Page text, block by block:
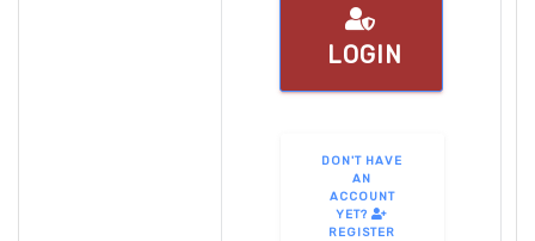
LOGIN
DON'T HAVE
AN
ACCOUNT
YET?
REGISTER